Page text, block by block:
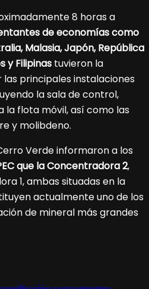
8 horas a
de economías como
Malasia, Japón, República
y Filipinas tuvieron la
principales instalaciones
la sala de control,
la flota móvil, así como las
y molibdeno.
Verde informaron a los
que la Concentradora 2,
1, ambas situadas en la
actualmente uno de los
de mineral más grandes